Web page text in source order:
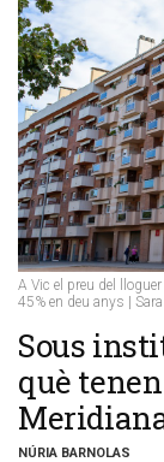
A Vic el preu del
45% en deu anys |
Sous
què
NÚRIA BARNOLAS